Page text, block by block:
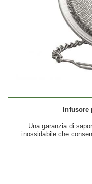
Infusore
Una garanzia di
inossidabile che